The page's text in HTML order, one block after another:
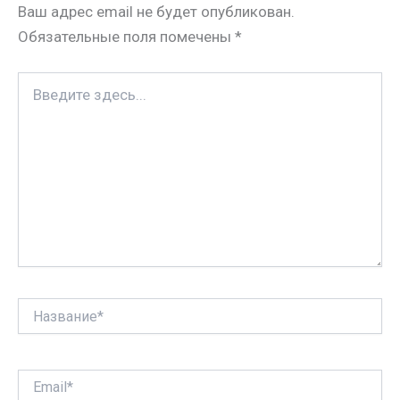
i
k
i
t
в
и
т
Ваш адрес email не будет опубликован.
Обязательные поля помечены *
здесь...